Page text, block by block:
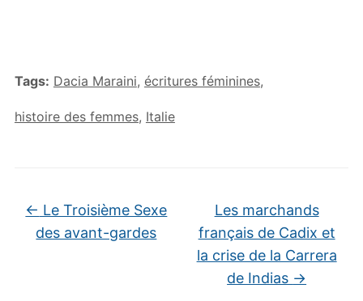
Tags: Dacia Maraini, écritures féminines,
histoire des femmes, Italie
← Le Troisième Sexe
des avant-gardes
Les marchands
français de Cadix et
la crise de la Carrera
de Indias →